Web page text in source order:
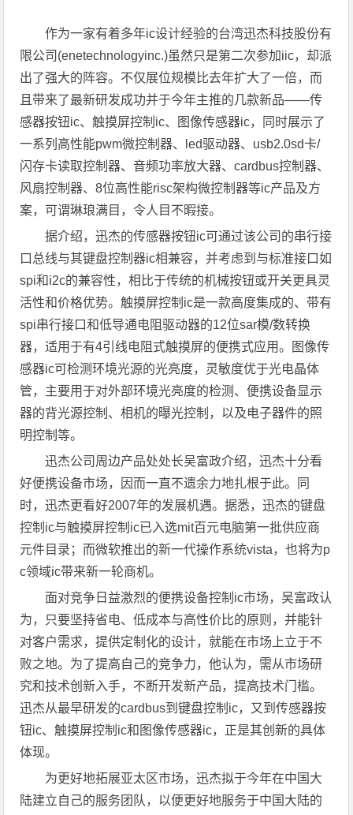
作为一家有着多年ic设计经验的台湾迅杰科技股份有
限公司(enetechnologyinc.)虽然只是第二次参加iic，却派
出了强大的阵容。不仅展位规模比去年扩大了一倍，而
且带来了最新研发成功并于今年主推的几款新品——传
感器按钮ic、触摸屏控制ic、图像传感器ic，同时展示了
一系列高性能pwm微控制器、led驱动器、usb2.0sd卡/
闪存卡读取控制器、音频功率放大器、cardbus控制器、
风扇控制器、8位高性能risc架构微控制器等ic产品及方
案，可谓琳琅满目，令人目不暇接。
据介绍，迅杰的传感器按钮ic可通过该公司的串行接
口总线与其键盘控制器ic相兼容，并考虑到与标准接口如
spi和i2c的兼容性，相比于传统的机械按钮或开关更具灵
活性和价格优势。触摸屏控制ic是一款高度集成的、带有
spi串行接口和低导通电阻驱动器的12位sar模/数转换
器，适用于有4引线电阻式触摸屏的便携式应用。图像传
感器ic可检测环境光源的光亮度，灵敏度优于光电晶体
管，主要用于对外部环境光亮度的检测、便携设备显示
器的背光源控制、相机的曝光控制，以及电子器件的照
明控制等。
迅杰公司周边产品处处长吴富政介绍，迅杰十分看
好便携设备市场，因而一直不遗余力地扎根于此。同
时，迅杰更看好2007年的发展机遇。据悉，迅杰的键盘
控制ic与触摸屏控制ic已入选mit百元电脑第一批供应商
元件目录；而微软推出的新一代操作系统vista，也将为p
c领域ic带来新一轮商机。
面对竞争日益激烈的便携设备控制ic市场，吴富政认
为，只要坚持省电、低成本与高性价比的原则，并能针
对客户需求，提供定制化的设计，就能在市场上立于不
败之地。为了提高自己的竞争力，他认为，需从市场研
究和技术创新入手，不断开发新产品，提高技术门槛。
迅杰从最早研发的cardbus到键盘控制ic，又到传感器按
钮ic、触摸屏控制ic和图像传感器ic，正是其创新的具体
体现。
为更好地拓展亚太区市场，迅杰拟于今年在中国大
陆建立自己的服务团队，以便更好地服务于中国大陆的